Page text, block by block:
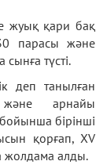
жуық қари бақ
парасы және
түсті.
деп танылған
арнайы
бірінші
қорғап, XV
жолдама алды.